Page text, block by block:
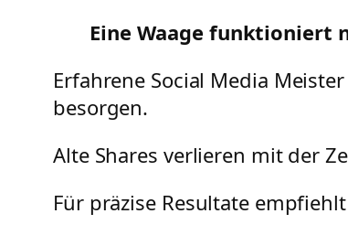
Eine Waage funktioniert
Erfahrene Social Media
besorgen.
Alte Shares verlieren mit der
Für präzise Resultate